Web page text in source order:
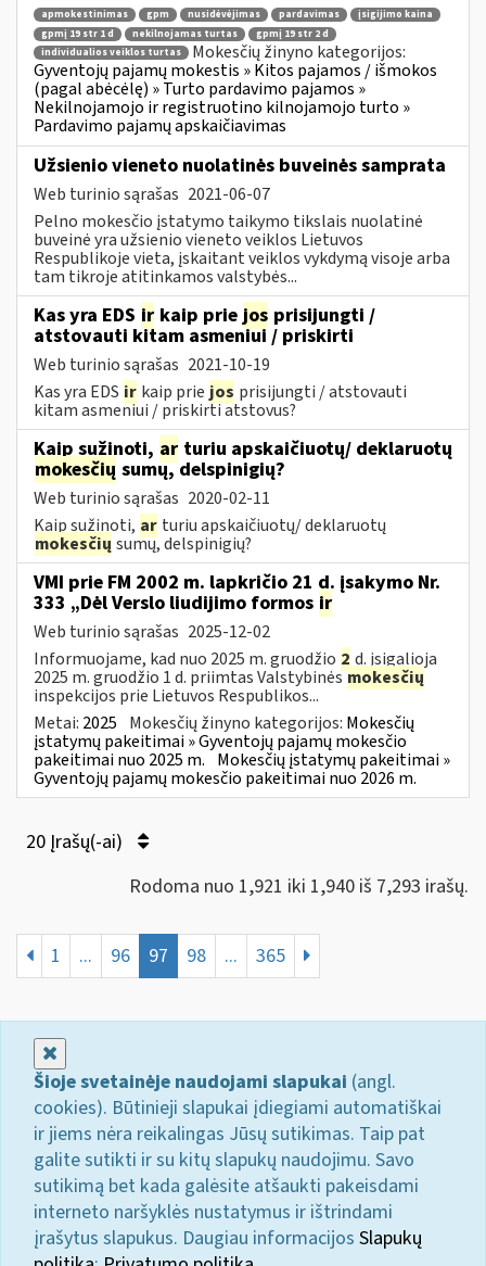
apmokestinimas gpm nusidėvėjimas pardavimas
įsigijimo kaina
gpmį 19 str 1 d
nekilnojamas turtas
gpmį 19 str 2 d
individualios veiklos turtas
Mokesčių žinyno kategorijos:
Gyventojų pajamų mokestis » Kitos pajamos / išmokos
(pagal abėcėlę) » Turto pardavimo pajamos »
Nekilnojamojo ir registruotino kilnojamojo turto »
Pardavimo pajamų apskaičiavimas
Užsienio vieneto nuolatinės buveinės samprata
Web turinio sąrašas 2021-06-07
Pelno mokesčio įstatymo taikymo tikslais nuolatinė
buveinė yra užsienio vieneto veiklos Lietuvos
Respublikoje vieta, įskaitant veiklos vykdymą visoje arba
tam tikroje atitinkamos valstybės...
Kas yra EDS ir kaip prie jos prisijungti /
atstovauti kitam asmeniui / priskirti
Web turinio sąrašas 2021-10-19
Kas yra EDS ir kaip prie jos prisijungti / atstovauti
kitam asmeniui / priskirti atstovus?
Kaip sužinoti, ar turiu apskaičiuotų/ deklaruotų
mokesčių sumų, delspinigių?
Web turinio sąrašas 2020-02-11
Kaip sužinoti, ar turiu apskaičiuotų/ deklaruotų
mokesčių sumų, delspinigių?
VMI prie FM 2002 m. lapkričio 21 d. įsakymo Nr.
333 „Dėl Verslo liudijimo formos ir
Web turinio sąrašas 2025-12-02
Informuojame, kad nuo 2025 m. gruodžio 2 d. įsigalioja
2025 m. gruodžio 1 d. priimtas Valstybinėsmokesčių
inspekcijos prie Lietuvos Respublikos...
Metai: 2025 Mokesčių žinyno kategorijos: Mokesčių
įstatymų pakeitimai » Gyventojų pajamų mokesčio
pakeitimai nuo 2025 m. Mokesčių įstatymų pakeitimai »
Gyventojų pajamų mokesčio pakeitimai nuo 2026 m.
20 Įrašų(-ai)
Rodoma nuo 1,921 iki 1,940 iš 7,293 irašų.
1 ... 96 97 98 ... 365
Šioje svetainėje naudojami slapukai (angl.
cookies). Būtinieji slapukai įdiegiami automatiškai
ir jiems nėra reikalingas Jūsų sutikimas. Taip pat
galite sutikti ir su kitų slapukų naudojimu. Savo
sutikimą bet kada galėsite atšaukti pakeisdami
interneto naršyklės nustatymus ir ištrindami
įrašytus slapukus. Daugiau informacijos Slapukų